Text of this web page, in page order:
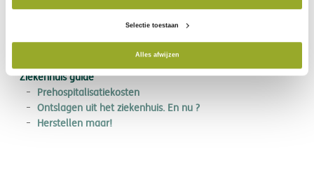
Selectie toestaan
Alles afwijzen
Verzekerd via mijn werkgever
Hospitalisatie
Ziekenhuis guide
Prehospitalisatiekosten
Ontslagen uit het ziekenhuis. En nu ?
Herstellen maar!